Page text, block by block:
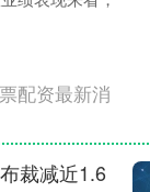
配资最新消
裁减近1.6